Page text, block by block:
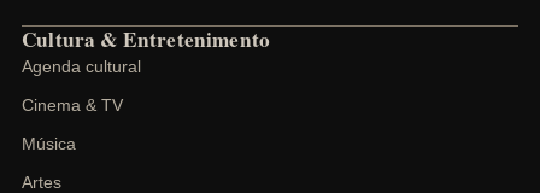
Cultura & Entretenimento
Agenda cultural
Cinema & TV
Música
Artes